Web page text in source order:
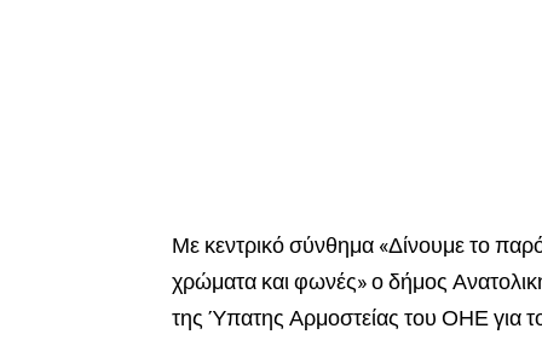
Με κεντρικό σύνθημα «Δίνουμε το
χρώματα και φωνές» ο δήμος
της Ύπατης Αρμοστείας του ΟΗΕ για